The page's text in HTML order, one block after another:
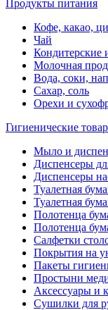
Продукты питания
Кофе, какао,
Чай
Кондитерские
Молочная
Вода, соки,
Сахар, соль
Орехи и
Гигиенические
Мыло и
Диспенсеры
Диспенсеры
Туалетная
Туалетная
Полотенца
Полотенца
Салфетки
Покрытия на
Пакеты
Простыни
Аксессуары и
Сушилки для